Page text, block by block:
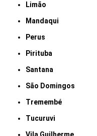
Limão
Mandaqui
Perus
Pirituba
Santana
São Domingos
Tremembé
Tucuruvi